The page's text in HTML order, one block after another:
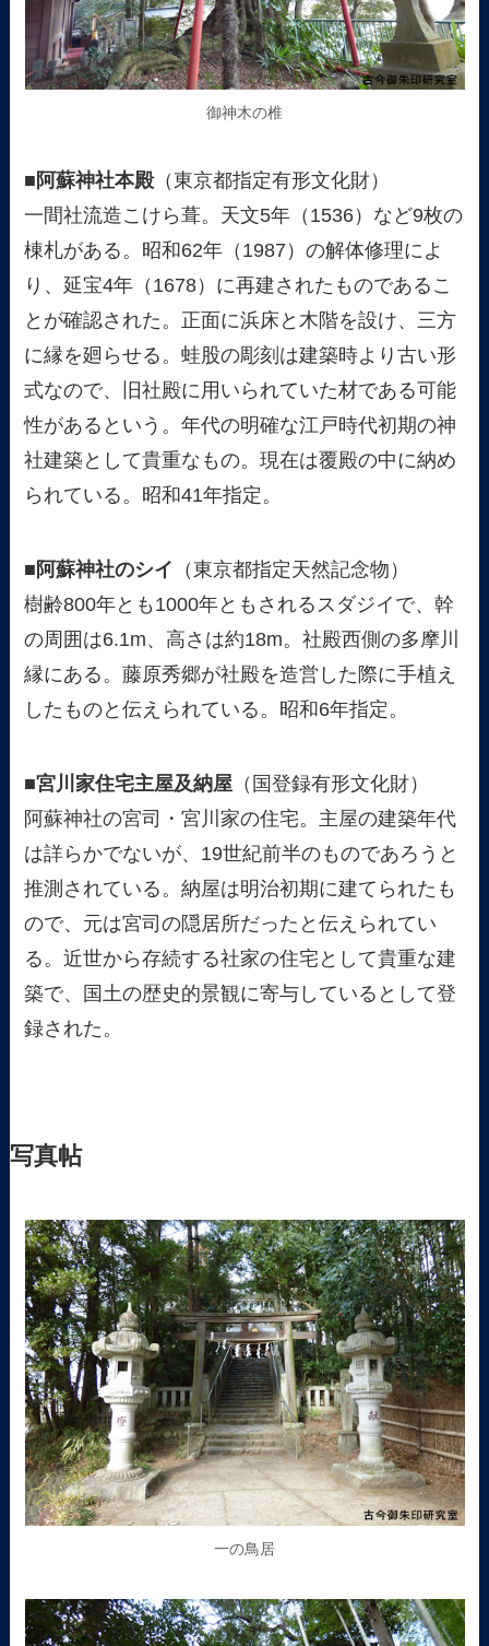
御神木の椎
■阿蘇神社本殿（東京都指定有形文化財）
一間社流造こけら葺。天文5年（1536）など9枚の
棟札がある。昭和62年（1987）の解体修理によ
り、延宝4年（1678）に再建されたものであるこ
とが確認された。正面に浜床と木階を設け、三方
に縁を廻らせる。蛙股の彫刻は建築時より古い形
式なので、旧社殿に用いられていた材である可能
性があるという。年代の明確な江戸時代初期の神
社建築として貴重なもの。現在は覆殿の中に納め
られている。昭和41年指定。
■阿蘇神社のシイ
（東京都指定天然記念物）
樹齢800年とも1000年ともされるスダジイで、幹
の周囲は6.1m、高さは約18m。社殿西側の多摩川
縁にある。藤原秀郷が社殿を造営した際に手植え
したものと伝えられている。昭和6年指定。
■宮川家住宅主屋及納屋 （国登録有形文化財）
阿蘇神社の宮司・宮川家の住宅。主屋の建築年代
は詳らかでないが、19世紀前半のものであろうと
推測されている。納屋は明治初期に建てられたも
ので、元は宮司の隠居所だったと伝えられてい
る。近世から存続する社家の住宅として貴重な建
築で、国土の歴史的景観に寄与しているとして登
録された。
写真帖
一の鳥居